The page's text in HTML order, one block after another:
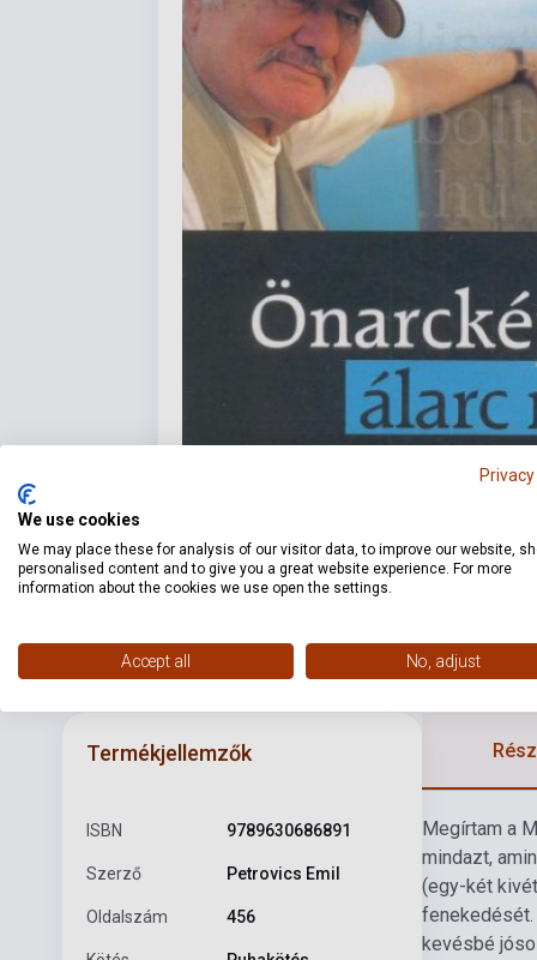
Termékjellemzők
ISBN 9789630686891
Szerző Petrovics Emil
Oldalszám 456
Megírtam a
mindazt,
(egy-két
kevésbé
We use cookies
We may place these for analysis of our visitor data, to improve our website,
personalised content and to give you a great website experience. For more
information about the cookies we use open the settings.
Accept all No, adjust